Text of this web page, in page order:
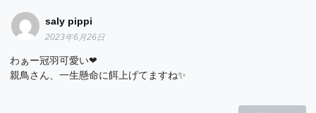
saly pippi
2023年6月26日
わぁー冠羽可愛い❤
親鳥さん、一生懸命に餌上げてますね✨